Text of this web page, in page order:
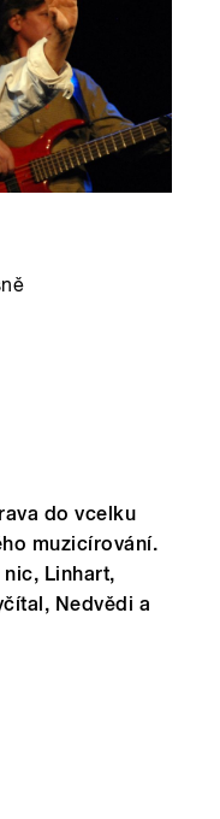
do vcelku
muzicírování.
Linhart,
Nedvědi a